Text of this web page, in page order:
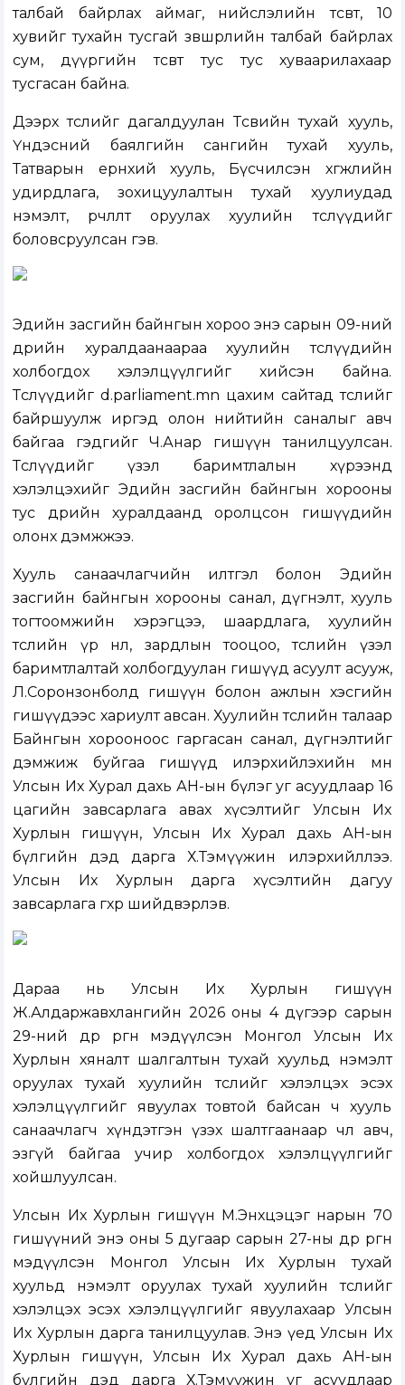
талбай байрлах аймаг, нийслэлийн төсөвт, 10
хувийг тухайн тусгай зөвшөөрлийн талбай байрлах
сум, дүүргийн төсөвт тус тус хуваарилахаар
тусгасан байна.
Дээрх төслийг дагалдуулан Төсвийн тухай хууль,
Үндэсний баялгийн сангийн тухай хууль,
Татварын ерөнхий хууль, Бүсчилсэн хөгжлийн
удирдлага, зохицуулалтын тухай хуулиудад
нэмэлт, өөрчлөлт оруулах хуулийн төслүүдийг
боловсруулсан гэв.
Эдийн засгийн байнгын хороо энэ сарын 09-ний
өдрийн хуралдаанаараа хуулийн төслүүдийн
холбогдох хэлэлцүүлгийг хийсэн байна.
Төслүүдийг d.parliament.mn цахим сайтад төслийг
байршуулж иргэд олон нийтийн саналыг авч
байгаа гэдгийг Ч.Анар гишүүн танилцуулсан.
Төслүүдийг үзэл баримтлалын хүрээнд
хэлэлцэхийг Эдийн засгийн байнгын хорооны
тус өдрийн хуралдаанд оролцсон гишүүдийн
олонх дэмжжээ.
Хууль санаачлагчийн илтгэл болон Эдийн
засгийн байнгын хорооны санал, дүгнэлт, хууль
тогтоомжийн хэрэгцээ, шаардлага, хуулийн
төслийн үр нөлөө, зардлын тооцоо, төслийн үзэл
баримтлалтай холбогдуулан гишүүд асуулт асууж,
Л.Соронзонболд гишүүн болон ажлын хэсгийн
гишүүдээс хариулт авсан. Хуулийн төслийн талаар
Байнгын хорооноос гаргасан санал, дүгнэлтийг
дэмжиж буйгаа гишүүд илэрхийлэхийн өмнө
Улсын Их Хурал дахь АН-ын бүлэг уг асуудлаар 16
цагийн завсарлага авах хүсэлтийг Улсын Их
Хурлын гишүүн, Улсын Их Хурал дахь АН-ын
бүлгийн дэд дарга Х.Тэмүүжин илэрхийллээ.
Улсын Их Хурлын дарга хүсэлтийн дагуу
завсарлага өгөхөөр шийдвэрлэв.
Дараа нь Улсын Их Хурлын гишүүн
Ж.Алдаржавхлангийн 2026 оны 4 дүгээр сарын
29-ний өдөр өргөн мэдүүлсэн Монгол Улсын Их
Хурлын хяналт шалгалтын тухай хуульд нэмэлт
оруулах тухай хуулийн төслийг хэлэлцэх эсэх
хэлэлцүүлгийг явуулах товтой байсан ч хууль
санаачлагч хүндэтгэн үзэх шалтгаанаар чөлөө авч,
эзгүй байгаа учир холбогдох хэлэлцүүлгийг
хойшлуулсан.
Улсын Их Хурлын гишүүн М.Энхцэцэг нарын 70
гишүүний энэ оны 5 дугаар сарын 27-ны өдөр өргөн
мэдүүлсэн Монгол Улсын Их Хурлын тухай
хуульд нэмэлт оруулах тухай хуулийн төслийг
хэлэлцэх эсэх хэлэлцүүлгийг явуулахаар Улсын
Их Хурлын дарга танилцуулав. Энэ үед Улсын Их
Хурлын гишүүн, Улсын Их Хурал дахь АН-ын
бүлгийн дэд дарга Х.Тэмүүжин уг асуудлаар